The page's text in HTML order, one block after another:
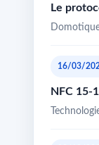
Le
16/03/
NFC 15-